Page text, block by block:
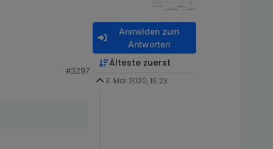
im Prognose-
#3297
Anmelden zum
Antworten
Älteste zuerst
3. Mai 2020, 15:23